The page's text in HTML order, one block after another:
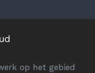
op het gebied